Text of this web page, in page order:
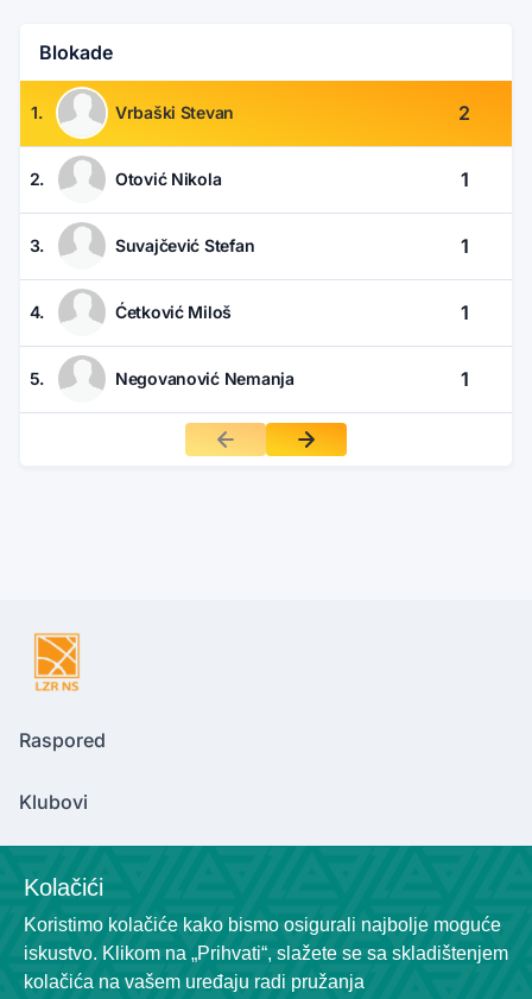
Blokade
1. Vrbaški Stevan 2
2. Otović Nikola 1
3. Suvajčević Stefan 1
4. Ćetković Miloš 1
5. Negovanović Nemanja 1
Raspored
Klubovi
Contact Us
Location
Kolačići
Koristimo kolačiće kako bismo osigurali najbolje moguće
iskustvo. Klikom na „Prihvati“, slažete se sa skladištenjem
kolačića na vašem uređaju radi pružanja